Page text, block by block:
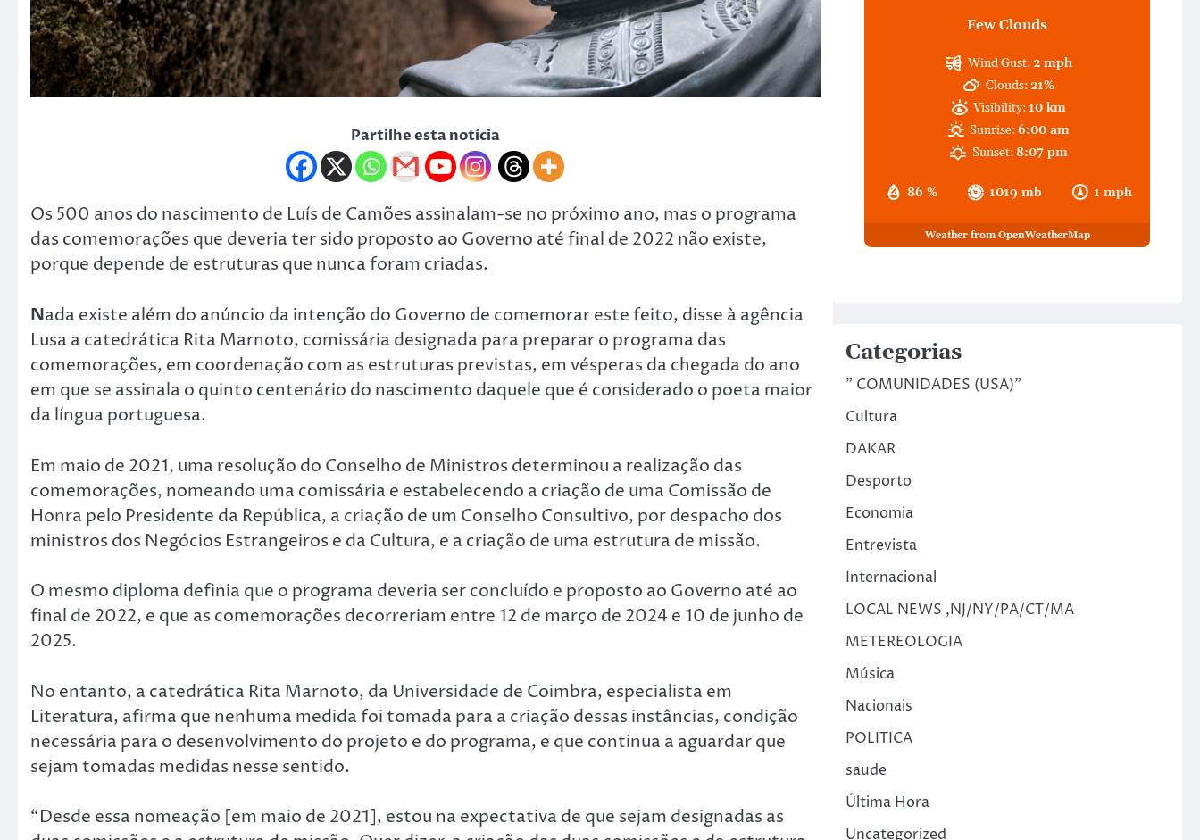
Partilhe esta notícia
Os 500 anos do nascimento de Luís de Camões assinalam-se no próximo ano, mas o programa
das comemorações que deveria ter sido proposto ao Governo até final de 2022 não existe,
porque depende de estruturas que nunca foram criadas.
Nada existe além do anúncio da intenção do Governo de comemorar este feito, disse à agência
Lusa a catedrática Rita Marnoto, comissária designada para preparar o programa das
comemorações, em coordenação com as estruturas previstas, em vésperas da chegada do ano
em que se assinala o quinto centenário do nascimento daquele que é considerado o poeta maior
da língua portuguesa.
Em maio de 2021, uma resolução do Conselho de Ministros determinou a realização das
comemorações, nomeando uma comissária e estabelecendo a criação de uma Comissão de
Honra pelo Presidente da República, a criação de um Conselho Consultivo, por despacho dos
ministros dos Negócios Estrangeiros e da Cultura, e a criação de uma estrutura de missão.
O mesmo diploma definia que o programa deveria ser concluído e proposto ao Governo até ao
final de 2022, e que as comemorações decorreriam entre 12 de março de 2024 e 10 de junho de
2025.
No entanto, a catedrática Rita Marnoto, da Universidade de Coimbra, especialista em
Literatura, afirma que nenhuma medida foi tomada para a criação dessas instâncias, condição
necessária para o desenvolvimento do projeto e do programa, e que continua a aguardar que
sejam tomadas medidas nesse sentido.
“Desde essa nomeação [em maio de 2021], estou na expectativa de que sejam designadas as
Few Clouds
86 % 1019 mb 1 mph
Wind Gust:2 mph
Clouds:21%
Visibility: 10 km
Sunrise:6:00 am
Sunset:8:07 pm
Weather from OpenWeatherMap
Categorias
" COMUNIDADES (USA)"
Cultura
DAKAR
Desporto
Economia
Entrevista
Internacional
LOCAL NEWS ,NJ/NY/PA/CT/MA
METEREOLOGIA
Música
Nacionais
POLITICA
saude
Última Hora
Uncategorized